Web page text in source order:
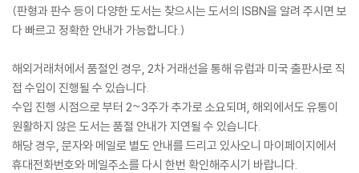
(판형과 판수 등이 다양한 도서는 찾으시는 도서의 ISBN을 알려 주시면 보
다 빠르고 정확한 안내가 가능합니다.)
해외거래처에서 품절인 경우, 2차 거래선을 통해 유럽과 미국 출판사로 직
접 수입이 진행될 수 있습니다.
수입 진행 시점으로 부터 2~3주가 추가로 소요되며, 해외에서도 유통이
원활하지 않은 도서는 품절 안내가 지연될 수 있습니다.
해당 경우, 문자와 메일로 별도 안내를 드리고 있사오니 마이페이지에서
휴대전화번호와 메일주소를 다시 한번 확인해주시기 바랍니다.